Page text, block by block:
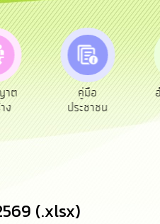
น
อำนาจหน้าที่
(.xlsx)